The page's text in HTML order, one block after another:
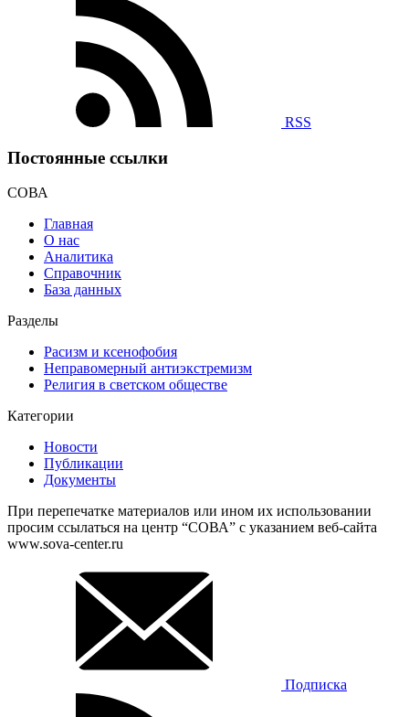
RSS
Постоянные ссылки
СОВА
Главная
О нас
Аналитика
Справочник
База данных
Разделы
Расизм и ксенофобия
Неправомерный антиэкстремизм
Религия в светском обществе
Категории
Новости
Публикации
Документы
При перепечатке материалов или ином их использовании
просим ссылаться на центр “СОВА” с указанием веб-сайта
www.sova-center.ru
Подписка